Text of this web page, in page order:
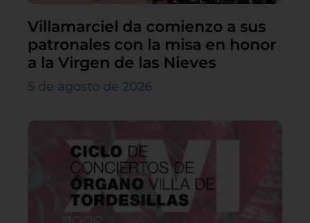
Villamarciel da comienzo a sus
patronales con la misa en honor
a la Virgen de las Nieves
5 de agosto de 2026